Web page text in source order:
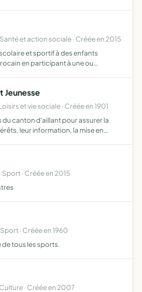
et action sociale · Créée en 2015
et sportif à des enfants
en participant à une ou
Jeunesse
et vie sociale · Créée en 1901
du canton d'aillant pour assurer la
leur information, la mise en
· Créée en 2015
· Créée en 1960
tous les sports.
· Créée en 2007